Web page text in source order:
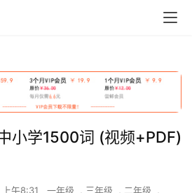
小学1500词 (视频+PDF)
午8:31 一年级 , 三年级 , 二年级
,